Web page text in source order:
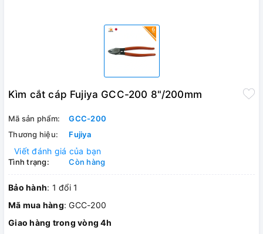
Kìm cắt cáp Fujiya GCC-200 8"/200mm
Mã sản phẩm:
GCC-200
Thương hiệu:
Fujiya
Viết đánh giá của bạn
Tình trạng: Còn hàng
Bảo hành: 1 đổi 1
Mã mua hàng: GCC-200
Giao hàng trong vòng 4h